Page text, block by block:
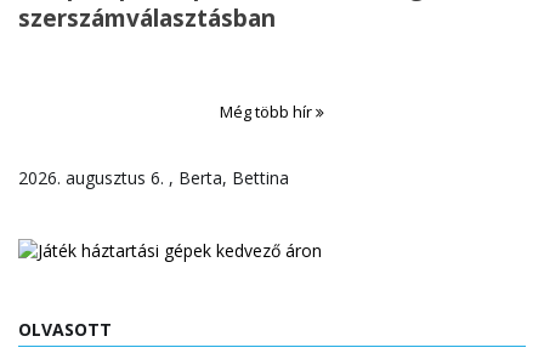
szerszámválasztásban
Még több hír
2026. augusztus 6. , Berta, Bettina
OLVASOTT